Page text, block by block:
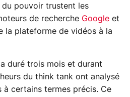
du pouvoir trustent les
de recherche Google et
la plateforme de vidéos à la
duré trois mois et durant
du think tank ont analysé
à certains termes précis. Ce